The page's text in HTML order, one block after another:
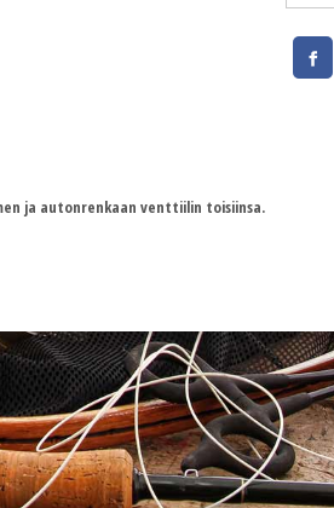
ja autonrenkaan venttiilin toisiinsa.